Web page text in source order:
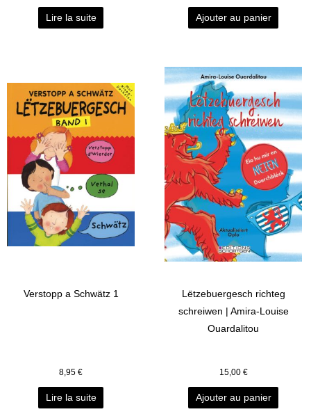
Lire la suite Ajouter au panier
Verstopp a Schwätz 1
8,95 €
Lire la suite
Lëtzebuergesch richteg
schreiwen | Amira-Louise
Ouardalitou
15,00 €
Ajouter au panier